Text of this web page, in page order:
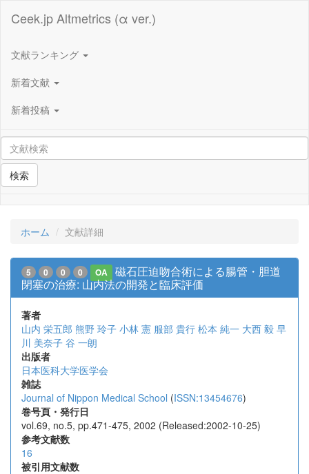
Ceek.jp Altmetrics (α ver.)
文献ランキング
新着文献
新着投稿
検索
ホーム 文献詳細
5 0 0 0 OA
磁石圧迫吻合術による腸管・胆道
閉塞の治療: 山内法の開発と臨床評価
著者
山内 栄五郎 熊野 玲子 小林 憲 服部 貴行 松本 純一 大西 毅 早
川 美奈子 谷 一朗
出版者
日本医科大学医学会
雑誌
Journal of Nippon Medical School (ISSN:13454676)
巻号頁・発行日
vol.69, no.5, pp.471-475, 2002 (Released:2002-10-25)
参考文献数
16
被引用文献数